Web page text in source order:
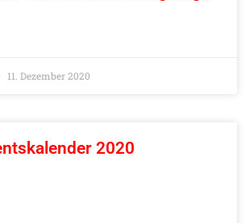
11. Dezember 2020
2020